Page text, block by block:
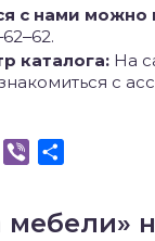
с нами можно
каталога: На
с
VK Viber